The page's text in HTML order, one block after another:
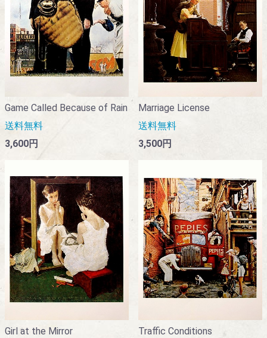
Game Called Because of Rain
送料無料
3,600円
Marriage License
送料無料
3,500円
Girl at the Mirror
Traffic Conditions